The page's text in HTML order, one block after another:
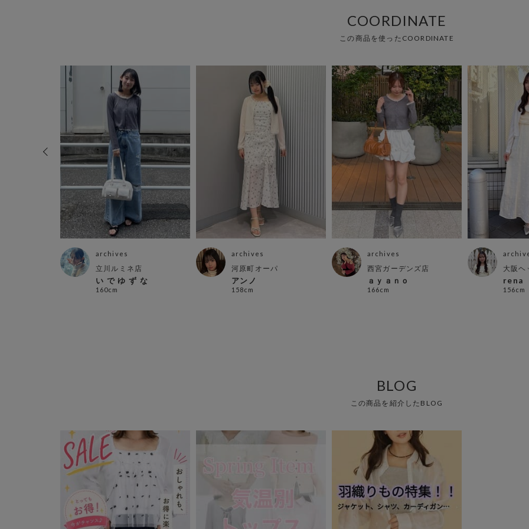
COORDINATE
この商品を使ったCOORDINATE
archives
立川ルミネ店
い で ゆ ず な
160cm
archives
河原町オーパ
アンノ
158cm
archives
西宮ガーデンズ店
ａｙａｎｏ
166cm
大阪ヘ
rena
156cm
BLOG
この商品を紹介したBLOG